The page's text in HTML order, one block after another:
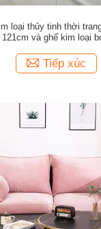
loại thủy tinh thời
121cm và ghế kim loại
Tiếp xúc